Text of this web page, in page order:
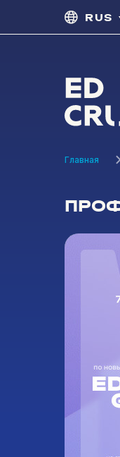
RUS
Главная